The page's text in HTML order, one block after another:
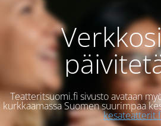
Teatteritsuomi.fi sivusto avataan
kurkkaamassa Suomen suurimpaa